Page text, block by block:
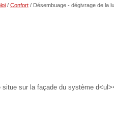
/ Confort / Désembuage - dégivrage de la